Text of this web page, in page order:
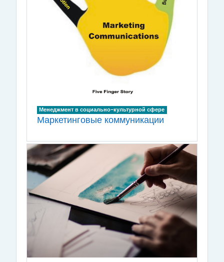
Менеджмент в социально-культурной сфере
Маркетинговые коммуникации